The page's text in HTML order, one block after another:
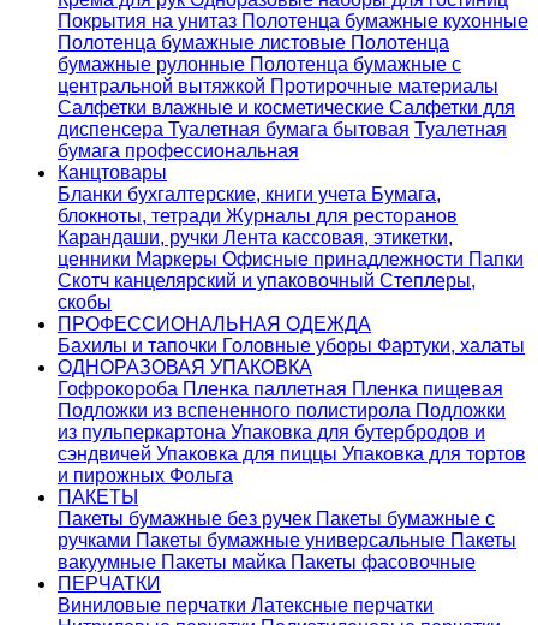
Покрытия на унитаз Полотенца бумажные кухонные
Полотенца бумажные листовые Полотенца
бумажные рулонные Полотенца бумажные с
центральной вытяжкой Протирочные материалы
Салфетки влажные и косметические Салфетки для
диспенсера Туалетная бумага бытовая Туалетная
бумага профессиональная
Канцтовары
Бланки бухгалтерские, книги учета Бумага,
блокноты, тетради Журналы для ресторанов
Карандаши, ручки Лента кассовая, этикетки,
ценники Маркеры Офисные принадлежности Папки
Скотч канцелярский и упаковочный Степлеры,
скобы
ПРОФЕССИОНАЛЬНАЯ ОДЕЖДА
Бахилы и тапочки Головные уборы Фартуки, халаты
ОДНОРАЗОВАЯ УПАКОВКА
Гофрокороба Пленка паллетная Пленка пищевая
Подложки из вспененного полистирола Подложки
из пульперкартона Упаковка для бутербродов и
сэндвичей Упаковка для пиццы Упаковка для тортов
и пирожных Фольга
ПАКЕТЫ
Пакеты бумажные без ручек Пакеты бумажные с
ручками Пакеты бумажные универсальные Пакеты
вакуумные Пакеты майка Пакеты фасовочные
ПЕРЧАТКИ
Виниловые перчатки Латексные перчатки